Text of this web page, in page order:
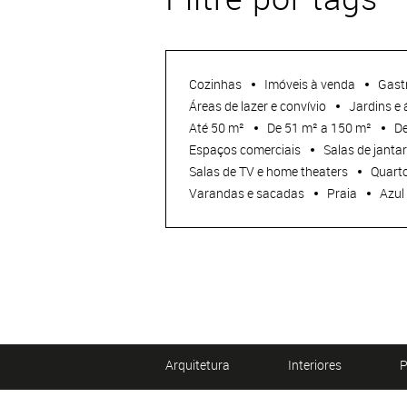
Cozinhas Imóveis à venda
Áreas de lazer e convívio
Jardins e
Até 50 m²
De 51 m² a 150 m²
Espaços comerciais
Salas de jantar
Salas de TV e home theaters
Varandas e sacadas
Praia Azul
Arquitetura Interiores